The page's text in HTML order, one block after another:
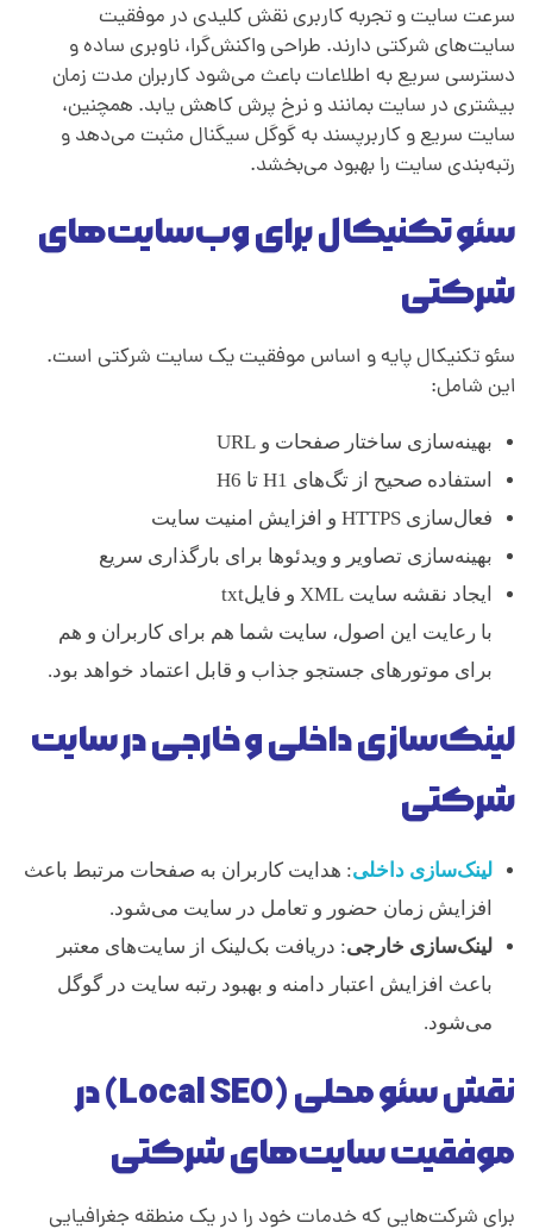
سرعت سایت و تجربه کاربری نقش کلیدی در موفقیت
سایت‌های شرکتی دارند. طراحی واکنش‌گرا، ناوبری ساده و
دسترسی سریع به اطلاعات باعث می‌شود کاربران مدت زمان
بیشتری در سایت بمانند و نرخ پرش کاهش یابد. همچنین،
سایت سریع و کاربرپسند به گوگل سیگنال مثبت می‌دهد و
رتبه‌بندی سایت را بهبود می‌بخشد.
سئو تکنیکال برای وب‌سایت‌های
شرکتی
سئو تکنیکال پایه و اساس موفقیت یک سایت شرکتی است.
این شامل:
بهینه‌سازی ساختار صفحات و URL
استفاده صحیح از تگ‌های H1 تا H6
فعال‌سازی HTTPS و افزایش امنیت سایت
بهینه‌سازی تصاویر و ویدئوها برای بارگذاری سریع
ایجاد نقشه سایت XML و فایلtxt
با رعایت این اصول، سایت شما هم برای کاربران و هم
برای موتورهای جستجو جذاب و قابل اعتماد خواهد بود.
لینک‌سازی داخلی و خارجی در سایت
شرکتی
لینک‌سازی داخلی: هدایت کاربران به صفحات مرتبط باعث
افزایش زمان حضور و تعامل در سایت می‌شود.
لینک‌سازی خارجی: دریافت بک‌لینک از سایت‌های معتبر
باعث افزایش اعتبار دامنه و بهبود رتبه سایت در گوگل
می‌شود.
نقش سئو محلی (Local SEO) در
موفقیت سایت‌های شرکتی
برای شرکت‌هایی که خدمات خود را در یک منطقه جغرافیایی